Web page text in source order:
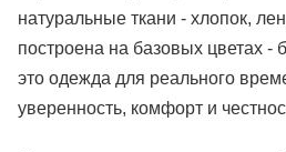
натуральные ткани - хлопок,
построена на базовых цветах -
это одежда для реального
уверенность, комфорт и